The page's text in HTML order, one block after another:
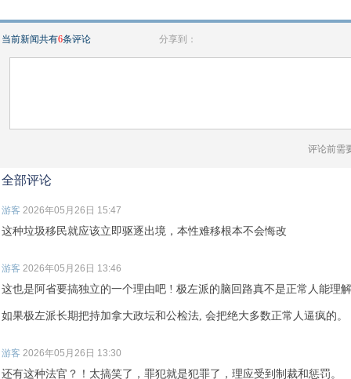
当前新闻共有6条评论 分享到：
评论前需
全部评论
游客 2026年05月26日 15:47
这种垃圾移民就应该立即驱逐出境，本性难移根本不会悔改
游客 2026年05月26日 13:46
这也是阿省要搞独立的一个理由吧 ! 极左派的脑回路真不是正常人能理
如果极左派长期把持加拿大政坛和公检法, 会把绝大多数正常人逼疯的。
游客 2026年05月26日 13:30
还有这种法官？！太搞笑了，罪犯就是犯罪了，理应受到制裁和惩罚。